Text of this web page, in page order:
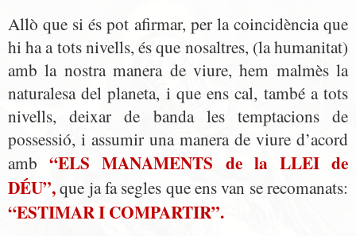
Allò que si és pot afirmar, per la coincidència que
hi ha a tots nivells, és que nosaltres, (la humanitat)
amb la nostra manera de viure, hem malmès la
naturalesa del planeta, i que ens cal, també a tots
nivells, deixar de banda les temptacions de
possessió, i assumir una manera de viure d’acord
amb“ELS MANAMENTS de la LLEI de
DÉU”,que ja fa segles que ens van se recomanats:
“ESTIMAR I COMPARTIR”.